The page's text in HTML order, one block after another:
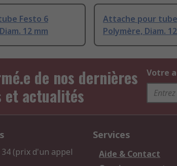
Festo 6
12 mm
Attache pour
Polymère, Diam.
de nos dernières
et actualités
Votre
34 (prix d'un appel
Services
Aide & Contact